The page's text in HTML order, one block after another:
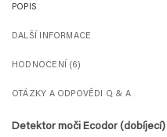
POPIS
DALŠÍ INFORMACE
HODNOCENÍ (6)
OTÁZKY A ODPOVĚDI Q & A
Detektor moči Ecodor (dobíjecí)